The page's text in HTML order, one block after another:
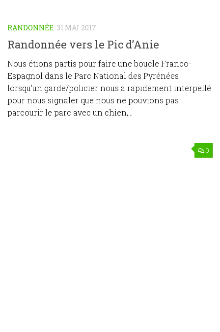
RANDONNÉE 31 MAI 2017
Randonnée vers le Pic d’Anie
Nous étions partis pour faire une boucle Franco-
Espagnol dans le Parc National des Pyrénées
lorsqu’un garde/policier nous a rapidement interpellé
pour nous signaler que nous ne pouvions pas
parcourir le parc avec un chien,...
0